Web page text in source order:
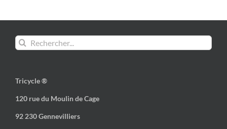
Rechercher:
Tricycle ®
120 rue du Moulin de Cage
92 230 Gennevilliers